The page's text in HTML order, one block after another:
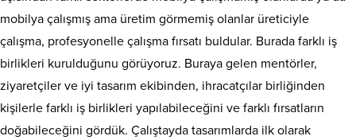
mobilya çalışmış ama üretim görmemiş olanlar üreticiyle
çalışma, profesyonelle çalışma fırsatı buldular. Burada farklı iş
birlikleri kurulduğunu görüyoruz. Buraya gelen mentörler,
ziyaretçiler ve iyi tasarım ekibinden, ihracatçılar birliğinden
kişilerle farklı iş birlikleri yapılabileceğini ve farklı fırsatların
doğabileceğini gördük. Çalıştayda tasarımlarda ilk olarak